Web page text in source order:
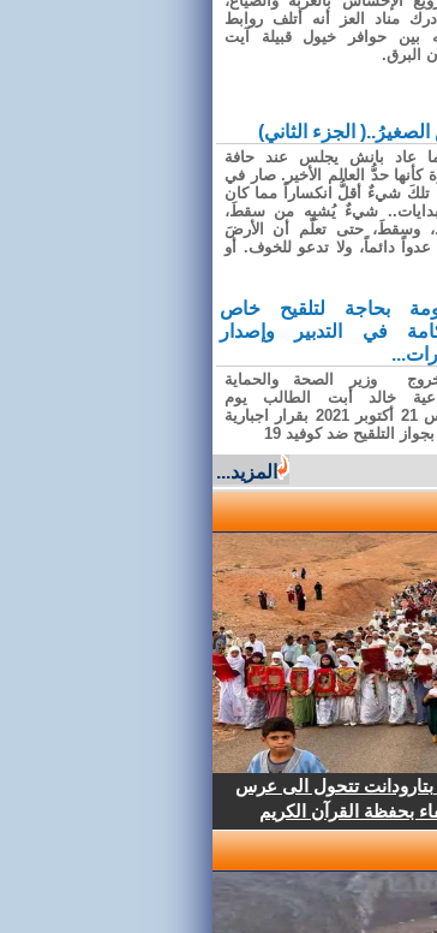
مناد العز أنه أتلف روابط
بين حوافر خيول قبيلة آيت
البرق.
الجزء الثاني)
بانش يجلس عند حافة
كأنها حدُّ العالم الأخير. صار في
تلكَ شيءٌ أقلُّ انكساراً مما كان
شيءٌ يُشبِه من سقطَ،
وسقطَ، حتى تعلّم أن الأرضَ
دائماً، ولا تدعو للخوف. أو
بحاجة لتلقيح خاص
في التدبير وإصدار
وزير الصحة والحماية
خالد أبت الطالب يوم
الخميس 21 أكتوبر 2021 بقرار اجبارية
التلقيح ضد كوفيد 19
المزيد...
تتحول الى عرس
بحفظة القرآن الكريم